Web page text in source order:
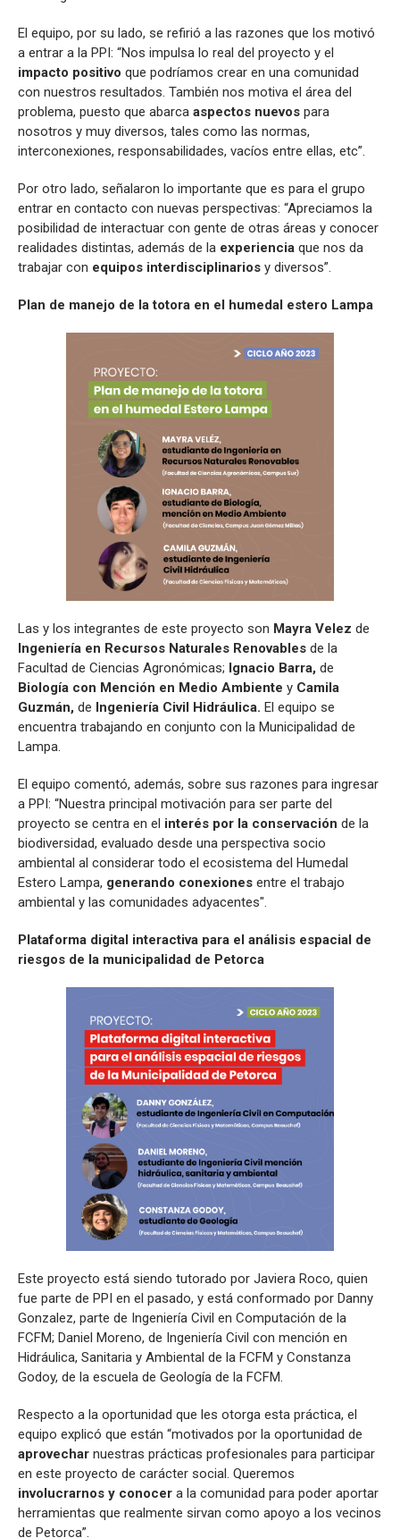
El equipo, por su lado, se refirió a las razones que los motivó
a entrar a la PPI: “Nos impulsa lo real del proyecto y el
impacto positivo que podríamos crear en una comunidad
con nuestros resultados. También nos motiva el área del
problema, puesto que abarca aspectos nuevos para
nosotros y muy diversos, tales como las normas,
interconexiones, responsabilidades, vacíos entre ellas, etc”.
Por otro lado, señalaron lo importante que es para el grupo
entrar en contacto con nuevas perspectivas: “Apreciamos la
posibilidad de interactuar con gente de otras áreas y conocer
realidades distintas, además de la experiencia que nos da
trabajar con equipos interdisciplinarios y diversos”.
Plan de manejo de la totora en el humedal estero Lampa
Las y los integrantes de este proyecto son Mayra Velez de
Ingeniería en Recursos Naturales Renovables de la
Facultad de Ciencias Agronómicas; Ignacio Barra, de
Biología con Mención en Medio Ambiente y Camila
Guzmán, de Ingeniería Civil Hidráulica. El equipo se
encuentra trabajando en conjunto con la Municipalidad de
Lampa.
El equipo comentó, además, sobre sus razones para ingresar
a PPI: “Nuestra principal motivación para ser parte del
proyecto se centra en el interés por la conservación de la
biodiversidad, evaluado desde una perspectiva socio
ambiental al considerar todo el ecosistema del Humedal
Estero Lampa, generando conexiones entre el trabajo
ambiental y las comunidades adyacentes".
Plataforma digital interactiva para el análisis espacial de
riesgos de la municipalidad de Petorca
Este proyecto está siendo tutorado por Javiera Roco, quien
fue parte de PPI en el pasado, y está conformado por Danny
Gonzalez, parte de Ingeniería Civil en Computación de la
FCFM; Daniel Moreno, de Ingeniería Civil con mención en
Hidráulica, Sanitaria y Ambiental de la FCFM y Constanza
Godoy, de la escuela de Geología de la FCFM.
Respecto a la oportunidad que les otorga esta práctica, el
equipo explicó que están “motivados por la oportunidad de
aprovechar nuestras prácticas profesionales para participar
en este proyecto de carácter social. Queremos
involucrarnos y conocer a la comunidad para poder aportar
herramientas que realmente sirvan como apoyo a los vecinos
de Petorca”.